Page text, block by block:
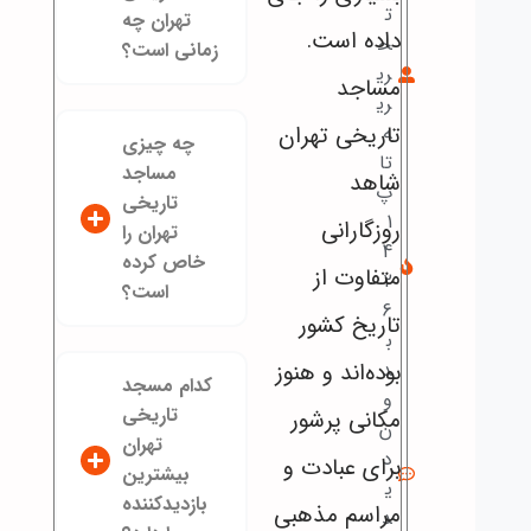
ت
ح
ری
ری
ه
تا
پ
1
4
2
6
ب
د
و
ن
د
ی
د
داده است.
مساجد
تاریخی تهران
شاهد
روزگارانی
متفاوت از
تاریخ کشور
بوده‌اند و هنوز
مکانی پرشور
برای عبادت و
مراسم مذهبی
تهران چه
زمانی است؟
چه چیزی
مساجد
تاریخی
تهران را
خاص کرده
است؟
کدام مسجد
تاریخی
تهران
بیشترین
بازدیدکننده